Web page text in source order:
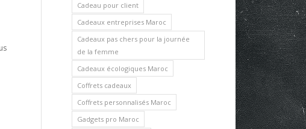
Cadeau pour client
Cadeaux entreprises Maroc
Cadeaux pas chers pour la journée
de la femme
Cadeaux écologiques Maroc
Coffrets cadeaux
Coffrets personnalisés Maroc
Gadgets pro Maroc